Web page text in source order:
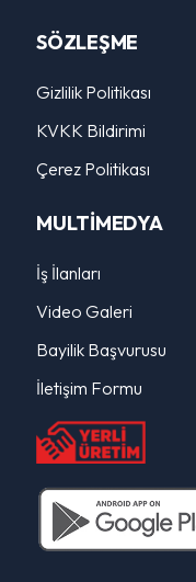
SÖZLEŞME
Gizlilik Politikası
KVKK Bildirimi
Çerez Politikası
MULTİMEDYA
İş İlanları
Video Galeri
Bayilik Başvurusu
İletişim Formu